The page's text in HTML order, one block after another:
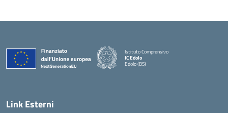
Istituto Comprensivo
IC Edolo
Edolo (BS)
Link Esterni